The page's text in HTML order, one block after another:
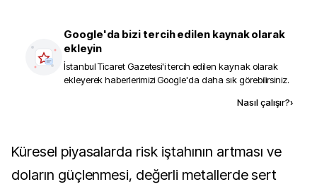
Google'da bizi tercih edilen kaynak olarak
ekleyin
İstanbul Ticaret Gazetesi'i tercih edilen kaynak olarak
ekleyerek haberlerimizi Google'da daha sık görebilirsiniz.
Nasıl çalışır?›
Küresel piyasalarda risk iştahının artması ve
doların güçlenmesi, değerli metallerde sert